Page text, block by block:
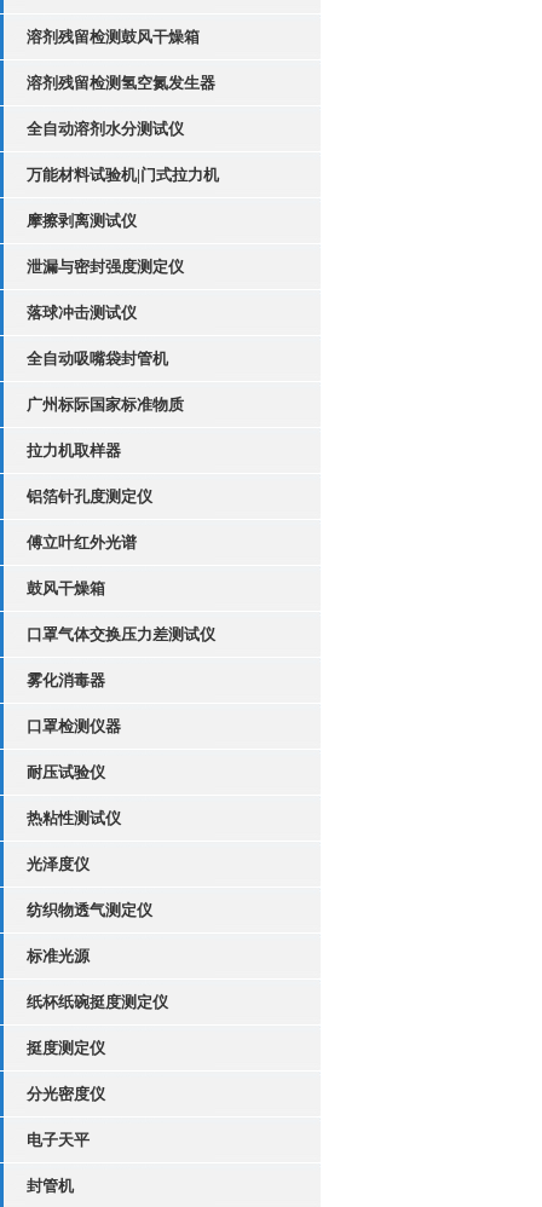
溶剂残留检测鼓风干燥箱
溶剂残留检测氢空氮发生器
全自动溶剂水分测试仪
万能材料试验机|门式拉力机
摩擦剥离测试仪
泄漏与密封强度测定仪
落球冲击测试仪
全自动吸嘴袋封管机
广州标际国家标准物质
拉力机取样器
铝箔针孔度测定仪
傅立叶红外光谱
鼓风干燥箱
口罩气体交换压力差测试仪
雾化消毒器
口罩检测仪器
耐压试验仪
热粘性测试仪
光泽度仪
纺织物透气测定仪
标准光源
纸杯纸碗挺度测定仪
挺度测定仪
分光密度仪
电子天平
封管机